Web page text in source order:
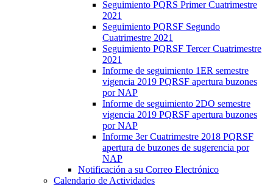
Seguimiento PQRS Primer Cuatrimestre
2021
Seguimiento PQRSF Segundo
Cuatrimestre 2021
Seguimiento PQRSF Tercer Cuatrimestre
2021
Informe de seguimiento 1ER semestre
vigencia 2019 PQRSF apertura buzones
por NAP
Informe de seguimiento 2DO semestre
vigencia 2019 PQRSF apertura buzones
por NAP
Informe 3er Cuatrimestre 2018 PQRSF
apertura de buzones de sugerencia por
NAP
Notificación a su Correo Electrónico
Calendario de Actividades